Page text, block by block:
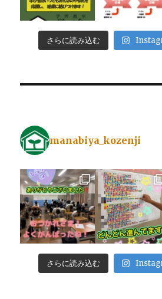
さらに読み込む
manabiya_kozenji
さらに読み込む